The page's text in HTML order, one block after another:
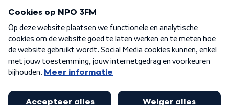
Algemene voorwaarden Privacybeleid